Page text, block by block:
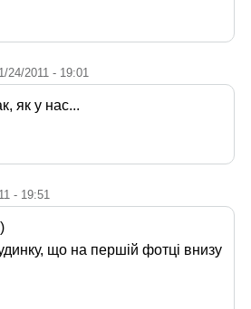
24/2011 - 19:01
як у нас...
- 19:51
що на першій фотці внизу